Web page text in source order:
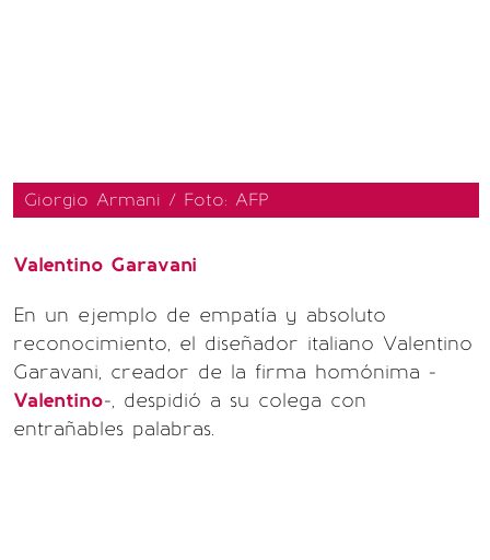
Giorgio Armani / Foto: AFP
Valentino Garavani
En un ejemplo de empatía y absoluto
reconocimiento, el diseñador italiano Valentino
Garavani, creador de la firma homónima -
Valentino-, despidió a su colega con
entrañables palabras.